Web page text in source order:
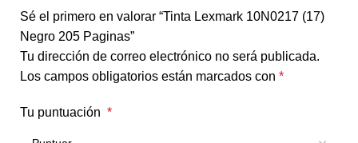
Sé el primero en valorar “Tinta Lexmark 10N0217 (17)
Negro 205 Paginas”
Tu dirección de correo electrónico no será publicada.
Los campos obligatorios están marcados con *
Tu puntuación *